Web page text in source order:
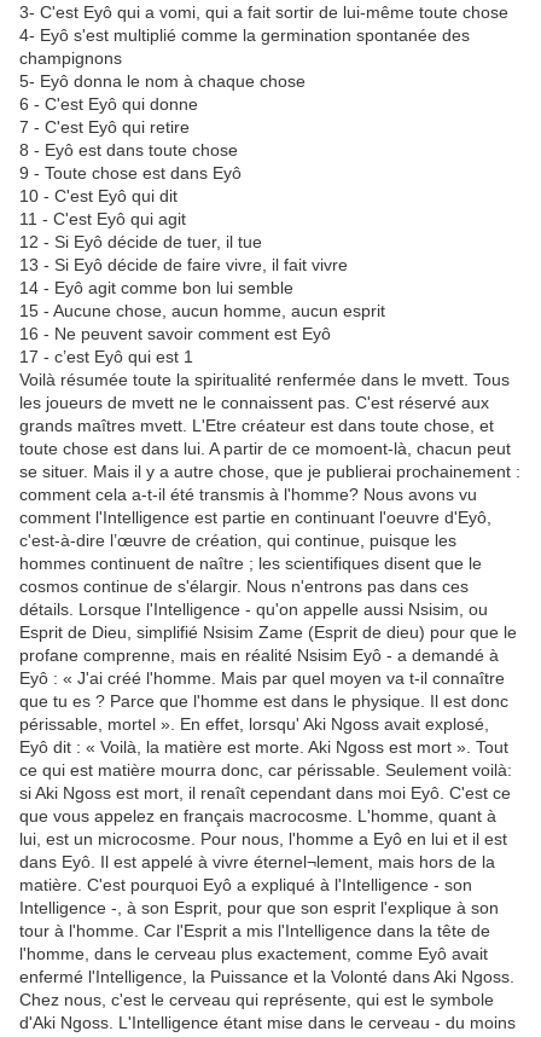
3- C'est Eyô qui a vomi, qui a fait sortir de lui-même toute chose
4- Eyô s'est multiplié comme la germination spontanée des
champignons
5- Eyô donna le nom à chaque chose
6 - C'est Eyô qui donne
7 - C'est Eyô qui retire
8 - Eyô est dans toute chose
9 - Toute chose est dans Eyô
10 - C'est Eyô qui dit
11 - C'est Eyô qui agit
12 - Si Eyô décide de tuer, il tue
13 - Si Eyô décide de faire vivre, il fait vivre
14 - Eyô agit comme bon lui semble
15 - Aucune chose, aucun homme, aucun esprit
16 - Ne peuvent savoir comment est Eyô
17 - c’est Eyô qui est 1
Voilà résumée toute la spiritualité renfermée dans le mvett. Tous
les joueurs de mvett ne le connaissent pas. C'est réservé aux
grands maîtres mvett. L'Etre créateur est dans toute chose, et
toute chose est dans lui. A partir de ce momoent-là, chacun peut
se situer. Mais il y a autre chose, que je publierai prochainement :
comment cela a-t-il été transmis à l'homme? Nous avons vu
comment l'Intelligence est partie en continuant l'oeuvre d'Eyô,
c'est-à-dire l’œuvre de création, qui continue, puisque les
hommes continuent de naître ; les scientifiques disent que le
cosmos continue de s'élargir. Nous n'entrons pas dans ces
détails. Lorsque l'Intelligence - qu'on appelle aussi Nsisim, ou
Esprit de Dieu, simplifié Nsisim Zame (Esprit de dieu) pour que le
profane comprenne, mais en réalité Nsisim Eyô - a demandé à
Eyô : « J'ai créé l'homme. Mais par quel moyen va t-il connaître
que tu es ? Parce que l'homme est dans le physique. Il est donc
périssable, mortel ». En effet, lorsqu' Aki Ngoss avait explosé,
Eyô dit : « Voilà, la matière est morte. Aki Ngoss est mort ». Tout
ce qui est matière mourra donc, car périssable. Seulement voilà:
si Aki Ngoss est mort, il renaît cependant dans moi Eyô. C'est ce
que vous appelez en français macrocosme. L'homme, quant à
lui, est un microcosme. Pour nous, l'homme a Eyô en lui et il est
dans Eyô. Il est appelé à vivre éternel¬lement, mais hors de la
matière. C'est pourquoi Eyô a expliqué à l'Intelligence - son
Intelligence -, à son Esprit, pour que son esprit l'explique à son
tour à l'homme. Car l'Esprit a mis l'Intelligence dans la tête de
l'homme, dans le cerveau plus exactement, comme Eyô avait
enfermé l'Intelligence, la Puissance et la Volonté dans Aki Ngoss.
Chez nous, c'est le cerveau qui représente, qui est le symbole
d'Aki Ngoss. L'Intelligence étant mise dans le cerveau - du moins